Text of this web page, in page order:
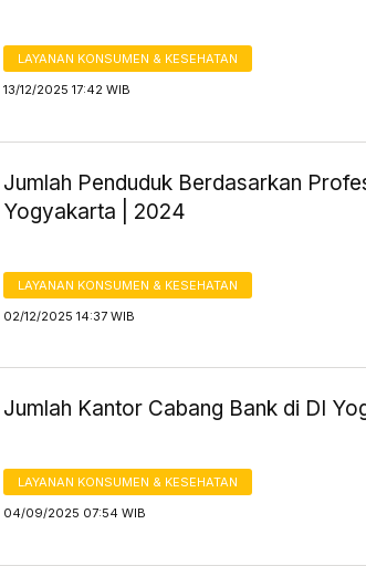
LAYANAN KONSUMEN & KESEHATAN
13/12/2025 17:42 WIB
Jumlah Penduduk Berdasarkan
Yogyakarta | 2024
LAYANAN KONSUMEN & KESEHATAN
02/12/2025 14:37 WIB
Jumlah Kantor Cabang Bank di DI
LAYANAN KONSUMEN & KESEHATAN
04/09/2025 07:54 WIB